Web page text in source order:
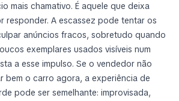
mais chamativo. É aquele que deixa
responder. A escassez pode tentar os
anúncios fracos, sobretudo quando
exemplares usados visíveis num
a esse impulso. Se o vendedor não
bem o carro agora, a experiência de
pode ser semelhante: improvisada,